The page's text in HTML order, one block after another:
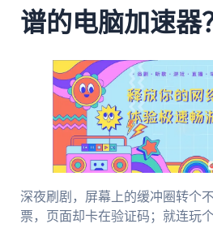
谱的电脑加速器
深夜刷剧，屏幕上的缓冲圈转个
票，页面却卡在验证码；就连玩